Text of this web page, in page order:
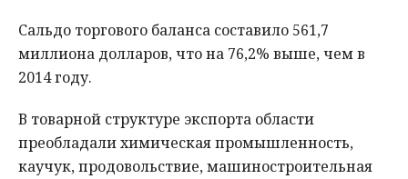
Сальдо торгового баланса составило 561,7
миллиона долларов, что на 76,2% выше, чем в
2014 году.
В товарной структуре экспорта области
преобладали химическая промышленность,
каучук, продовольствие, машиностроительная